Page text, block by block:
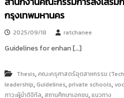
มู
ล
ง
า
วิ
จั
ย
กรุงเทพมหานคร
2025/09/18 ratchanee
Guidelines for enhan […]
Thesis,คณะครุศาสตร์อุตสาหกรรม
leadership, Guidelines,private schools,
ภาวะผู้นำดิจิทัล, สถานศึกษาเอกชน,แนวทาง